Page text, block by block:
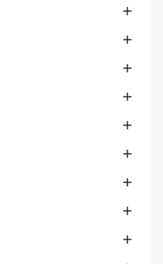








